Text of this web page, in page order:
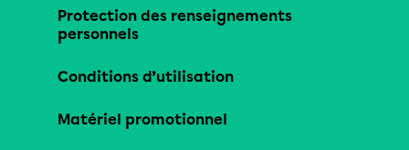
Protection des renseignements
personnels
Conditions d’utilisation
Matériel promotionnel